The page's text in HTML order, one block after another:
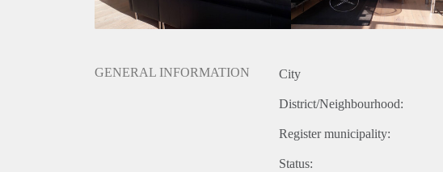
GENERAL INFORMATION City
District/Neighbourhood:
Register municipality:
Status: